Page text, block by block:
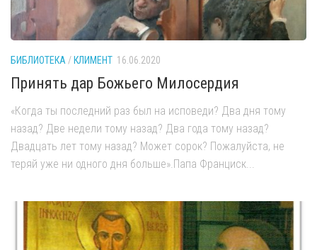
БИБЛИОТЕКА / КЛИМЕНТ 16.06.2020
Принять дар Божьего Милосердия
«Когда ты последний раз был на исповеди? Два дня тому
назад? Две недели тому назад? Два года тому назад?
Двадцать лет тому назад? Может сорок? Пожалуйста, не
теряй уже ни одного дня больше».Папа Франциск...